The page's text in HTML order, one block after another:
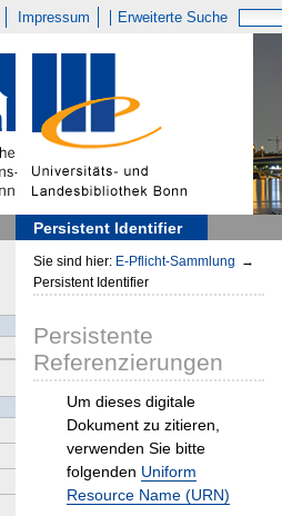
Impressum Erweiterte Suche
Persistent Identifier
Sie sind hier: E-Pflicht-Sammlung →
Persistent Identifier
Persistente
Referenzierungen
Um dieses digitale
Dokument zu zitieren,
verwenden Sie bitte
folgenden Uniform
Resource Name (URN)